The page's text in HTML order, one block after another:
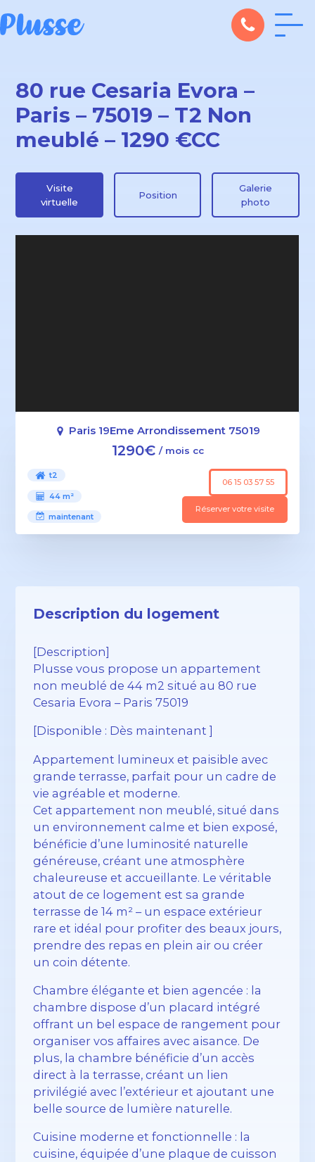
80 rue Cesaria Evora –
Paris – 75019 – T2 Non
meublé – 1290 €CC
Visite
virtuelle
Position
Galerie
photo
Paris 19Eme Arrondissement 75019
1290€ / mois cc
t2
44 m²
maintenant
06 15 03 57 55
Réserver votre visite
Description du logement
[Description]
Plusse vous propose un appartement
non meublé de 44 m2 situé au 80 rue
Cesaria Evora – Paris 75019
[Disponible : Dès maintenant ]
Appartement lumineux et paisible avec
grande terrasse, parfait pour un cadre de
vie agréable et moderne.
Cet appartement non meublé, situé dans
un environnement calme et bien exposé,
bénéficie d’une luminosité naturelle
généreuse, créant une atmosphère
chaleureuse et accueillante. Le véritable
atout de ce logement est sa grande
terrasse de 14 m² – un espace extérieur
rare et idéal pour profiter des beaux jours,
prendre des repas en plein air ou créer
un coin détente.
Chambre élégante et bien agencée : la
chambre dispose d’un placard intégré
offrant un bel espace de rangement pour
organiser vos affaires avec aisance. De
plus, la chambre bénéficie d’un accès
direct à la terrasse, créant un lien
privilégié avec l’extérieur et ajoutant une
belle source de lumière naturelle.
Cuisine moderne et fonctionnelle : la
cuisine, équipée d’une plaque de cuisson